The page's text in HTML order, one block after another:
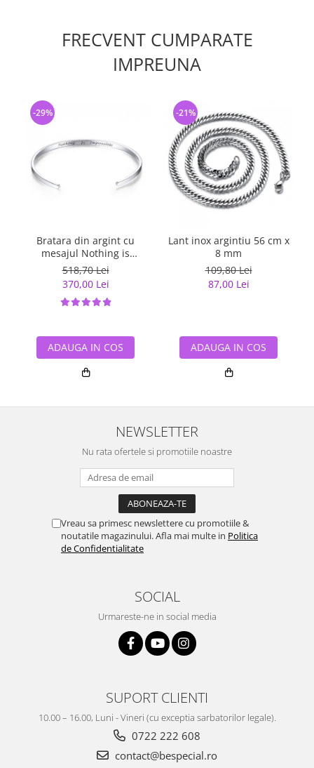
FRECVENT CUMPARATE
IMPREUNA
Bratara din argint cu
mesajul Nothing is
Impossible
518,70 Lei
370,00 Lei
-29%
ADAUGA IN COS
Lant inox argintiu 56 cm x
8 mm
109,80 Lei
87,00 Lei
-21%
ADAUGA IN COS
NEWSLETTER
Nu rata ofertele si promotiile noastre
Vreau sa primesc newslettere cu promotiile &
noutatile magazinului. Afla mai multe in Politica
de Confidentialitate
SOCIAL
Urmareste-ne in social media
SUPORT CLIENTI
10.00 – 16.00, Luni - Vineri (cu exceptia sarbatorilor legale).
0722 222 608
contact@bespecial.ro